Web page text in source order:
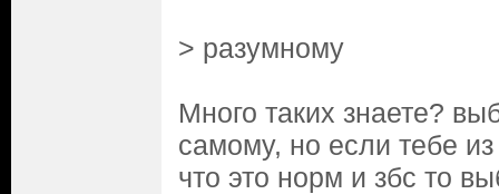
> разумному
Много таких знаете?
самому, но если тебе
что это норм и збс то